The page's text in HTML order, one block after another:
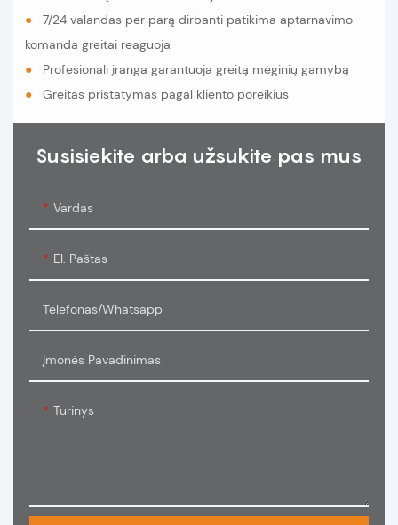
●
7/24 valandas per parą dirbanti patikima aptarnavimo
komanda greitai reaguoja
●
Profesionali įranga garantuoja greitą mėginių gamybą
●
Greitas pristatymas pagal kliento poreikius
Susisiekite arba užsukite pas mus
Vardas
El. Paštas
Telefonas/whatsapp
Įmonės Pavadinimas
Turinys